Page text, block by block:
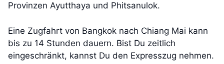
Provinzen Ayutthaya und Phitsanulok.
Eine Zugfahrt von Bangkok nach Chiang Mai kann
bis zu 14 Stunden dauern. Bist Du zeitlich
eingeschränkt, kannst Du den Expresszug nehmen.